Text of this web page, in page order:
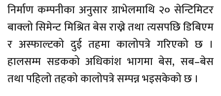
निर्माण कम्पनीका अनुसार ग्राभेलमाथि २० सेन्टिमिटर
बाक्लो सिमेन्ट मिश्रित बेस राख्ने तथा त्यसपछि डिबिएम
र अस्फाल्टको दुई तहमा कालोपत्रे गरिएको छ ।
हालसम्म सडकको अधिकांश भागमा बेस, सब–बेस
तथा पहिलो तहको कालोपत्रे सम्पन्न भइसकेको छ ।